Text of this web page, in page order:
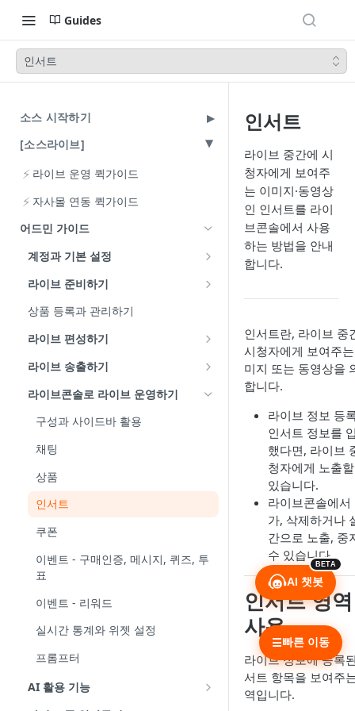
Guides
인서트
소스 시작하기
[소스라이브]
⚡ 라이브 운영 퀵가이드
⚡ 자사몰 연동 퀵가이드
어드민 가이드
계정과 기본 설정
계정 이해하기
계정 발급과 로그인
엑셀 다운로드 비밀번호 설정
라이브 준비하기
상점 정보 설정
카테고리 설정
상품 등록과 관리하기
라이브 편성하기
편성 방법
기본 정보 설정
화면 구성 설정
플레이어 템플릿 설정
운영 정보 설정
쿠폰과 이벤트 설정
쇼룸 설정
라이브 수정과 관리
라이브 송출하기
(공통) 네트워크와 기기 환경 확인
모바일로 송출
PC로 송출
다중송출 - 유튜브
라이브콘솔로 라이브 운영하기
구성과 사이드바 활용
채팅
상품
인서트
쿠폰
이벤트 - 구매인증, 메시지, 퀴즈, 투
표
이벤트 - 리워드
실시간 통계와 위젯 설정
프롬프터
AI 활용 기능
AI 챗봇
인서트
라이브 중간에 시
청자에게 보여주
는 이미지·동영상
인 인서트를 라이
브콘솔에서 사용
하는 방법을 안내
합니다.
인서트란, 라이브 중
시청자에게 보여주
미지 또는 동영상을
합니다.
라이브 정보 등
인서트 정보를
했다면, 라이브
청자에게 노출
있습니다.
라이브콘솔에서
가, 삭제하거나
간으로 노출, 중
수 있습니다.
인서트 영역
사용
라이브 정보에 등록
서트 항목을 보여주
역입니다.
☰빠른 이동
BETA
AI 챗봇